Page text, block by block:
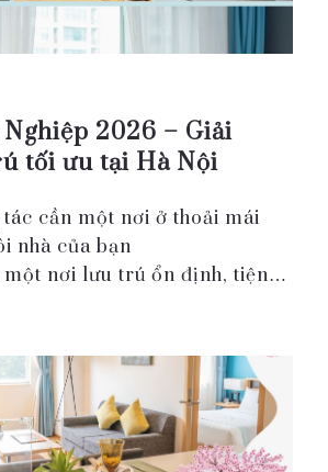
2026 – Giải
tối ưu tại Hà Nội
tác cần một nơi ở thoải mái
nhà của bạn
nơi lưu trú ổn định, tiện
Hanoi, gói ...